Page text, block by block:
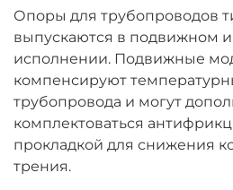
Опоры для трубопроводов
выпускаются в подвижном
исполнении. Подвижные
компенсируют
трубопровода и могут
комплектоваться
прокладкой для снижения
трения.